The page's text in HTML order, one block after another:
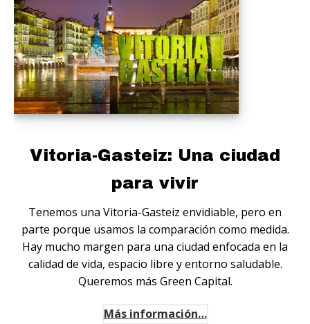
Vitoria-Gasteiz: Una ciudad
para vivir
Tenemos una Vitoria-Gasteiz envidiable, pero en
parte porque usamos la comparación como medida.
Hay mucho margen para una ciudad enfocada en la
calidad de vida, espacio libre y entorno saludable.
Queremos más Green Capital.
Más información…